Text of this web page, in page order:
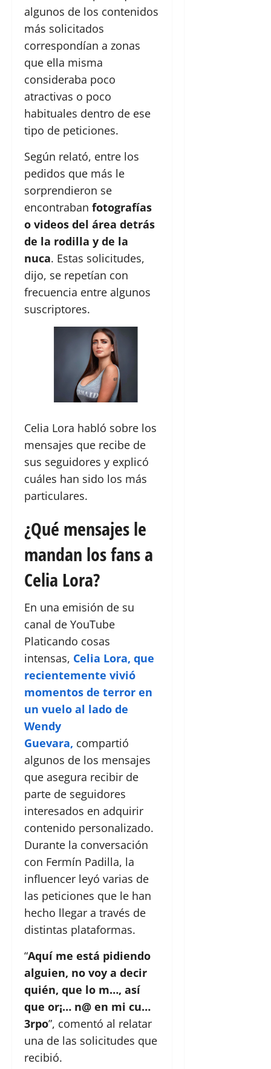
algunos de los contenidos
más solicitados
correspondían a zonas
que ella misma
consideraba poco
atractivas o poco
habituales dentro de ese
tipo de peticiones.
Según relató, entre los
pedidos que más le
sorprendieron se
encontraban fotografías
o videos del área detrás
de la rodilla y de la
nuca. Estas solicitudes,
dijo, se repetían con
frecuencia entre algunos
suscriptores.
Celia Lora habló sobre los
mensajes que recibe de
sus seguidores y explicó
cuáles han sido los más
particulares.
¿Qué mensajes le
mandan los fans a
Celia Lora?
En una emisión de su
canal de YouTube
Platicando cosas
intensas, Celia Lora, que
recientemente vivió
momentos de terror en
un vuelo al lado de
Wendy
Guevara, compartió
algunos de los mensajes
que asegura recibir de
parte de seguidores
interesados en adquirir
contenido personalizado.
Durante la conversación
con Fermín Padilla, la
influencer leyó varias de
las peticiones que le han
hecho llegar a través de
distintas plataformas.
“Aquí me está pidiendo
alguien, no voy a decir
quién, que lo m…, así
que or¡… n@ en mi cu…
3rpo”, comentó al relatar
una de las solicitudes que
recibió.